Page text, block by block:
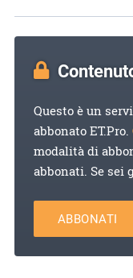
Questo è un
abbonato ET.Pro.
modalità di
abbonati. Se sei
ABBONATI